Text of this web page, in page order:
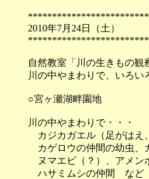
2010年7月
自然教室「川の生きもの観
川の中やまわりで、いろ
○宮ヶ瀬湖畔園地
川の中やまわりで・・・
カジカガエル（足がはえ
カゲロウの仲間の幼虫、
ヌマエビ（？）、アメン
ハサミムシの仲間 など